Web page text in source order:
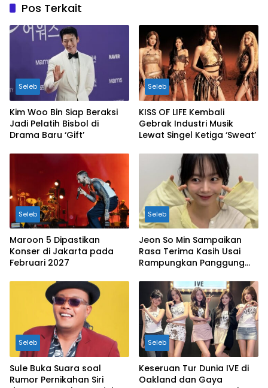
Pos Terkait
Seleb
Kim Woo Bin Siap Beraksi
Jadi Pelatih Bisbol di
Drama Baru ‘Gift’
Seleb
KISS OF LIFE Kembali
Gebrak Industri Musik
Lewat Singel Ketiga ‘Sweat’
Seleb
Maroon 5 Dipastikan
Konser di Jakarta pada
Februari 2027
Seleb
Jeon So Min Sampaikan
Rasa Terima Kasih Usai
Rampungkan Panggung
Seleb
Sule Buka Suara soal
Rumor Pernikahan Siri
Seleb
Keseruan Tur Dunia IVE di
Oakland dan Gaya